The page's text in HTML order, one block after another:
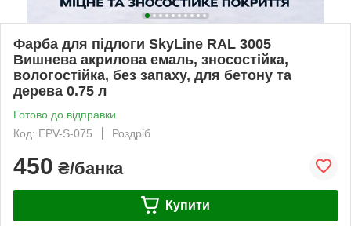
Фарба для підлоги SkyLine RAL 3005
Вишнева акрилова емаль, зносостійка,
вологостійка, без запаху, для бетону та
дерева 0.75 л
Готово до відправки
Код: EPV-S-075
Роздріб
450 ₴/банка
Купити